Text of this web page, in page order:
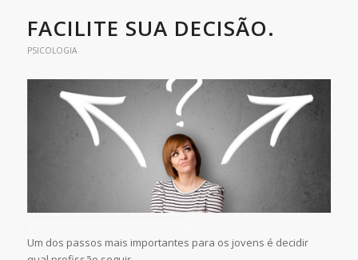
FACILITE SUA DECISÃO.
PSICOLOGIA
Um dos passos mais importantes para os jovens é decidir